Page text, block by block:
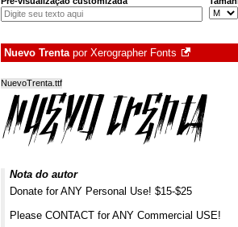
Nuevo Trentapor Xerographer Fonts
NuevoTrenta.ttf
Nota do autor
Donate for ANY Personal Use! $15-$25
Please CONTACT for ANY Commercial USE!